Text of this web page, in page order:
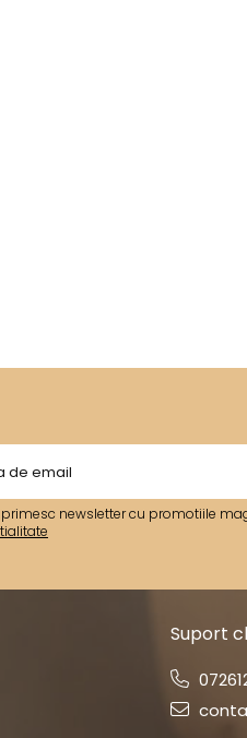
newsletter cu promotiile
Suport